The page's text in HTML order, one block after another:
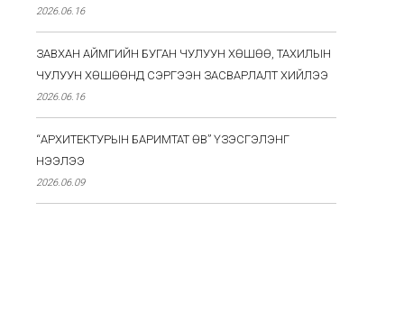
2026.06.16
ЗАВХАН АЙМГИЙН БУГАН ЧУЛУУН ХӨШӨӨ, ТАХИЛЫН
ЧУЛУУН ХӨШӨӨНД СЭРГЭЭН ЗАСВАРЛАЛТ ХИЙЛЭЭ
2026.06.16
“АРХИТЕКТУРЫН БАРИМТАТ ӨВ” ҮЗЭСГЭЛЭНГ
НЭЭЛЭЭ
2026.06.09